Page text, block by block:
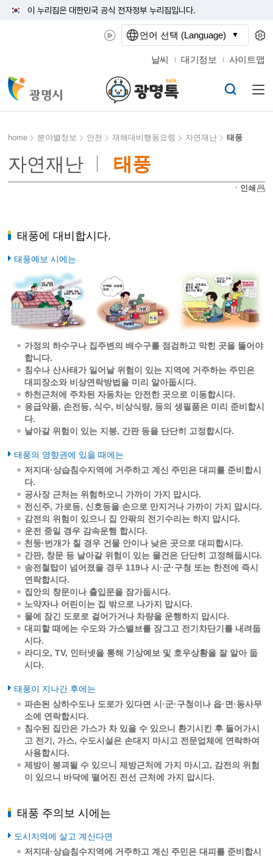
이 누리집은 대한민국 공식 전자정부 누리집입니다.
날씨 대기정보 사이트맵
home 분야별정보 안전 재해대비행동요령 자연재난 태풍
자연재난 태풍
ㆍ인쇄
태풍에 대비합시다.
태풍예보 시에는
가정의 하수구나 집주변의 배수구를 점검하고 막힌 곳을 뚫어야
합니다.
침수나 산사태가 일어날 위험이 있는 지역에 거주하는 주민은
대피장소와 비상연락방법을 미리 알아둡시다.
하천근처에 주차된 자동차는 안전한 곳으로 이동합시다.
응급약품, 손전등, 식수, 비상식량, 등의 생필품은 미리 준비합시
다.
날아갈 위험이 있는 지붕, 간판 등을 단단히 고정합시다.
태풍의 영향권에 있을 때에는
저지대·상습침수지역에 거주하고 계신 주민은 대피를 준비합시
다.
공사장 근처는 위험하오니 가까이 가지 맙시다.
전신주, 가로등, 신호등을 손으로 만지거나 가까이 가지 맙시다.
감전의 위험이 있으니 집 안팎의 전기수리는 하지 맙시다.
운전 중일 경우 감속운행 합시다.
천둥·번개가 칠 경우 건물 안이나 낮은 곳으로 대피합시다.
간판, 창문 등 날아갈 위험이 있는 물건은 단단히 고정해둡시다.
송전철탑이 넘어졌을 경우 119나 시·군·구청 또는 한전에 즉시
연락합시다.
집안의 창문이나 출입문을 잠가둡시다.
노약자나 어린이는 집 밖으로 나가지 맙시다.
물에 잠긴 도로로 걸어가거나 차량을 운행하지 맙시다.
대피할 때에는 수도와 가스밸브를 잠그고 전기차단기를 내려둡
시다.
라디오, TV, 인터넷을 통해 기상예보 및 호우상황을 잘 알아 둡
시다.
태풍이 지나간 후에는
파손된 상하수도나 도로가 있다면 시·군·구청이나 읍·면·동사무
소에 연락합시다.
침수된 집안은 가스가 차 있을 수 있으니 환기시킨 후 들어가시
고 전기, 가스, 수도시설은 손대지 마시고 전문업체에 연락하여
사용합시다.
제방이 붕괴될 수 있으니 제방근처에 가지 마시고, 감전의 위험
이 있으니 바닥에 떨어진 전선 근처에 가지 맙시다.
태풍 주의보 시에는
도시지역에 살고 계신다면
저지대·상습침수지역에 거주하고 계신 주민은 대피를 준비합시
언어 선택 (Language)